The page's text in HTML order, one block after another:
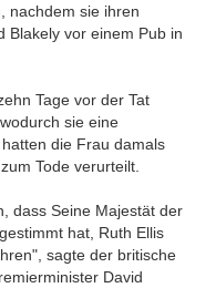
nachdem sie ihren
Blakely vor einem Pub in
Tage vor der Tat
sie eine
die Frau damals
Tode verurteilt.
dass Seine Majestät der
hat, Ruth Ellis
sagte der britische
David